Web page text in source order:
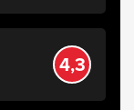
4,3